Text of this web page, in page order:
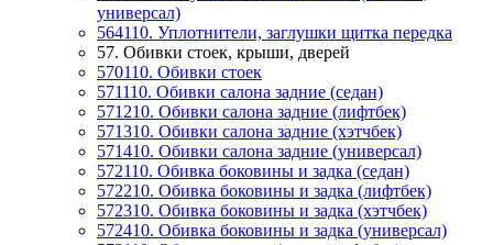
универсал)
564110. Уплотнители, заглушки щитка передка
57. Обивки стоек, крыши, дверей
570110. Обивки стоек
571110. Обивки салона задние (седан)
571210. Обивки салона задние (лифтбек)
571310. Обивки салона задние (хэтчбек)
571410. Обивки салона задние (универсал)
572110. Обивка боковины и задка (седан)
572210. Обивка боковины и задка (лифтбек)
572310. Обивка боковины и задка (хэтчбек)
572410. Обивка боковины и задка (универсал)